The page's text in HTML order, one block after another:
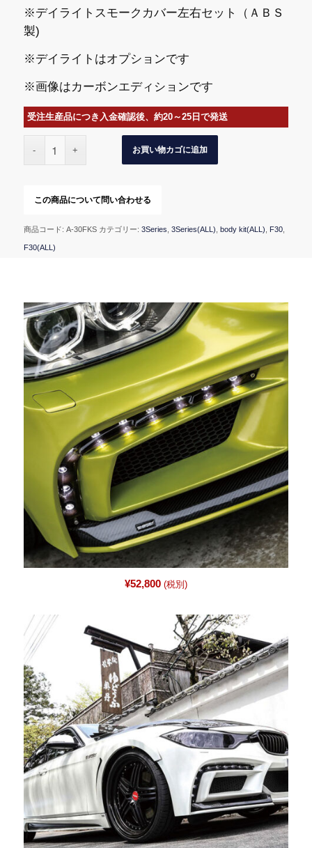
※デイライトスモークカバー左右セット（ＡＢＳ
製)
※デイライトはオプションです
※画像はカーボンエディションです
受注生産品につき入金確認後、約20～25日で発送
お買い物カゴに追加
商品コード: A-30FKS カテゴリー: 3Series 3Series(ALL) body kit(ALL) F30,
F30(ALL)
¥52,800(税別)